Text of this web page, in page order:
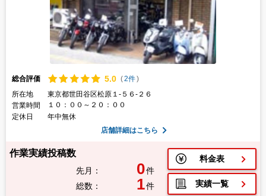
総合評価 5.0 (2件)
所在地
東京都世田谷区松原１-５６-２６
営業時間
１０：００～２０：００
定休日
年中無休
店舗詳細はこちら
作業実績投稿数
先月： 0件
総数：
1件
料金表
実績一覧